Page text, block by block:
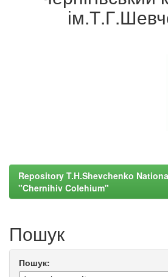
Repository T.H.Shevchenko
"Chernihiv Colehium"
Пошук
Пошук: